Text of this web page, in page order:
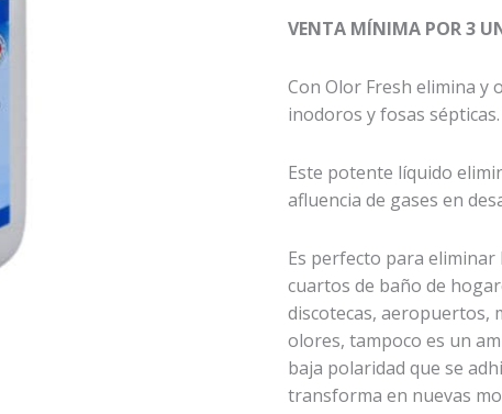
precios:
$24.000
hasta
VENTA MÍNIMA POR 3
Con Olor Fresh elimina y
inodoros y fosas sépticas.
Este potente líquido
afluencia de gases en
Es perfecto para
cuartos de baño de
discotecas, aeropuertos,
olores, tampoco es un
baja polaridad que se
transforma en nuevas